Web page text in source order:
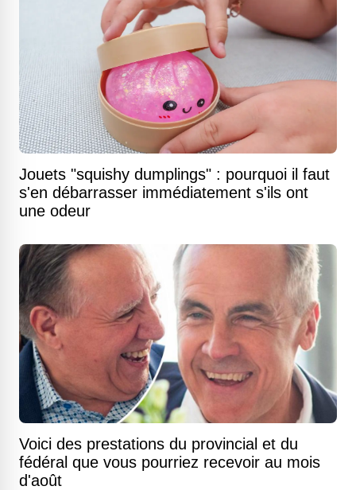
Jouets "squishy dumplings" : pourquoi il faut
s'en débarrasser immédiatement s'ils ont
une odeur
Voici des prestations du provincial et du
fédéral que vous pourriez recevoir au mois
d'août